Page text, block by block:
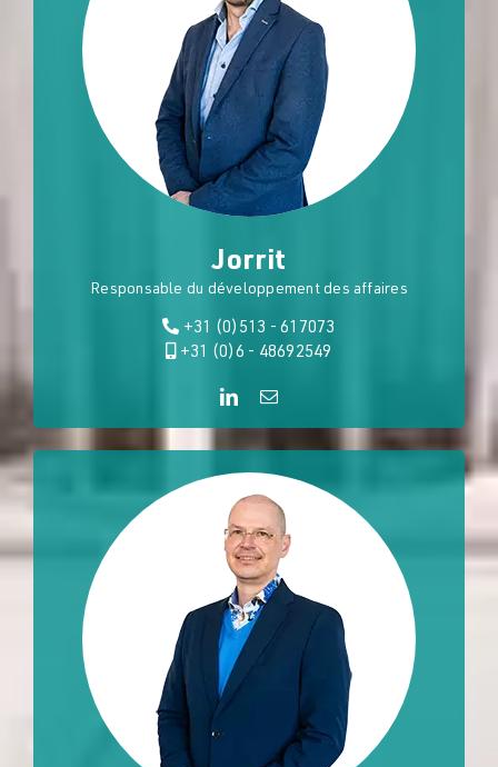
Jorrit
Responsable du développement des affaires
+31 (0)513 - 617073
+31 (0)6 - 48692549